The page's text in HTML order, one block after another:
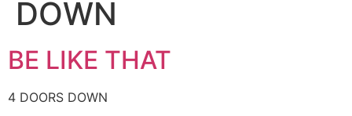
DOWN
BE LIKE THAT
4 DOORS DOWN